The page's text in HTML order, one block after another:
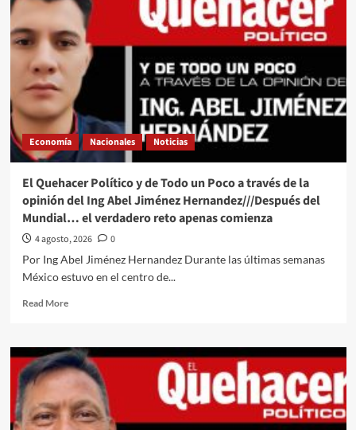
través///Jose
Alberto
Prado
Angeles///La
“amenaza
comunista”
a
Trump
le
cae
anillo
al
dedo”
Economía Nacionales Noticias
El Quehacer Político y de Todo un Poco a través de la
opinión del Ing Abel Jiménez Hernandez///Después del
Mundial… el verdadero reto apenas comienza
4 agosto, 2026
0
Por Ing Abel Jiménez Hernandez Durante las últimas semanas
México estuvo en el centro de...
Read MoreRead
El
Quehacer
Político
de
Todo